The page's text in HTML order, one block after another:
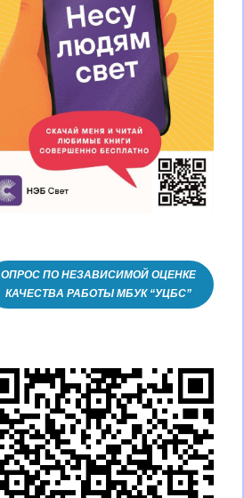
ОПРОС ПО НЕЗАВИСИМОЙ ОЦЕНКЕ
КАЧЕСТВА РАБОТЫ МБУК “УЦБС”